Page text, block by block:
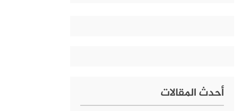
أحدث المقالات